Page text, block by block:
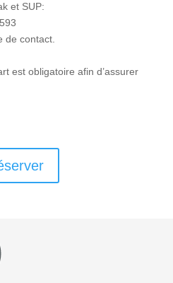
et SUP:
de contact.
est obligatoire afin d’assurer